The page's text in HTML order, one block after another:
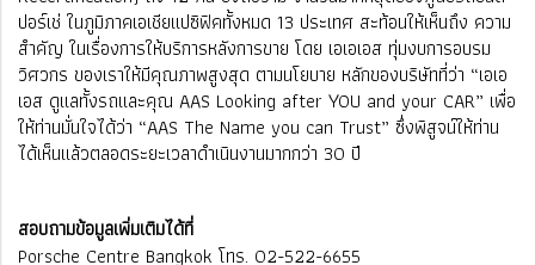
ปอร์เช่ ในภูมิภาคเอเชียแปซิฟิคทั้งหมด 13 ประเทศ สะท้อนให้เห็นถึง ความ
สำคัญ ในเรื่องการให้บริการหลังการขาย โดย เอเอเอส ทุ่มงบการอบรม
วิศวกร ของเราให้มีคุณภาพสูงสุด ตามนโยบาย หลักของบริษัทที่ว่า “เอเอ
เอส ดูแลทั้งรถและคุณ AAS Looking after YOU and your CAR” เพื่อ
ให้ท่านมั่นใจได้ว่า “AAS The Name you can Trust” ซึ่งพิสูจน์ให้ท่าน
ได้เห็นแล้วตลอดระยะเวลาดำเนินงานมากกว่า 30 ปี
สอบถามข้อมูลเพิ่มเติมได้ที่
Porsche Centre Bangkok โทร. 02-522-6655